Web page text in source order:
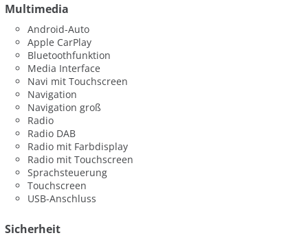
Multimedia
Android-Auto
Apple CarPlay
Bluetoothfunktion
Media Interface
Navi mit Touchscreen
Navigation
Navigation groß
Radio
Radio DAB
Radio mit Farbdisplay
Radio mit Touchscreen
Sprachsteuerung
Touchscreen
USB-Anschluss
Sicherheit